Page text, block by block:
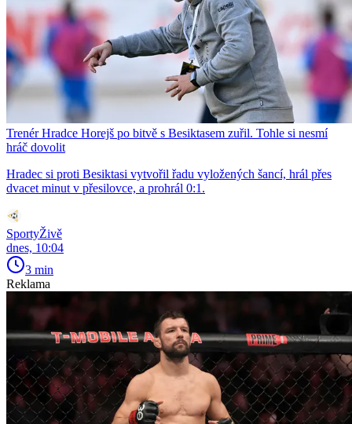
Trenér Hradce Horejš po bitvě s Besiktasem zuřil. Tohle si nesmí
hráč dovolit
Hradec si proti Besiktasi vytvořil řadu vyložených šancí, hrál přes
dvacet minut v přesilovce, a prohrál 0:1.
SportyŽivě
dnes, 10:04
3 min
Reklama